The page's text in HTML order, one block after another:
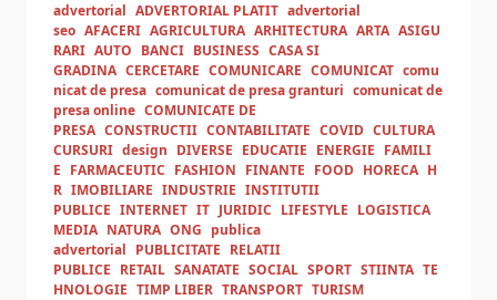
advertorial ADVERTORIAL PLATIT advertorial
seo AFACERI AGRICULTURA ARHITECTURA ARTA ASIGU
RARI AUTO BANCI BUSINESS CASA SI
GRADINA CERCETARE COMUNICARE COMUNICAT comu
nicat de presa comunicat de presa granturi comunicat de
presa online COMUNICATE DE
PRESA CONSTRUCTII CONTABILITATE COVID CULTURA
CURSURI design DIVERSE EDUCATIE ENERGIE FAMILI
E FARMACEUTIC FASHION FINANTE FOOD HORECA H
R IMOBILIARE INDUSTRIE INSTITUTII
PUBLICE INTERNET IT JURIDIC LIFESTYLE LOGISTICA
MEDIA NATURA ONG publica
advertorial PUBLICITATE RELATII
PUBLICE RETAIL SANATATE SOCIAL SPORT STIINTA TE
HNOLOGIE TIMP LIBER TRANSPORT TURISM